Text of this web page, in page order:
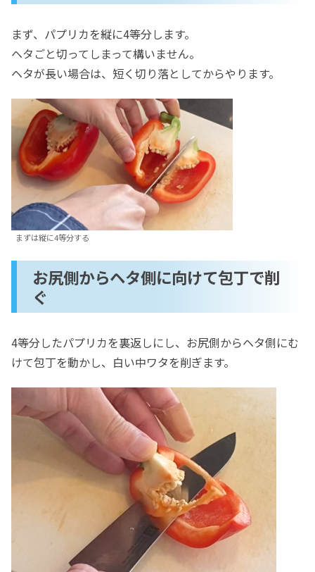
まず、パプリカを縦に4等分します。
ヘタごと切ってしまって構いません。
ヘタが長い場合は、短く切り落としてからやります。
まずは縦に4等分する
お尻側からヘタ側に向けて包丁で削
ぐ
4等分したパプリカを裏返しにし、お尻側からヘタ側にむ
けて包丁を動かし、白い中ワタを削ぎます。